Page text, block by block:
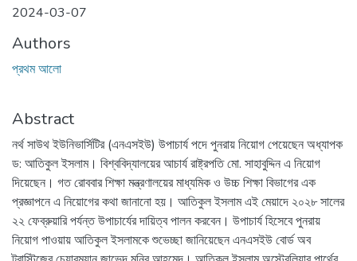
2024-03-07
Authors
প্রথম আলো
Abstract
নর্থ সাউথ ইউনিভার্সিটির (এনএসইউ) উপাচার্য পদে পুনরায় নিয়োগ পেয়েছেন অধ্যাপক
ড: আতিকুল ইসলাম। বিশ্ববিদ্যালয়ের আচার্য রাষ্ট্রপতি মো. সাহাবুদ্দিন এ নিয়োগ
দিয়েছেন। গত রোববার শিক্ষা মন্ত্রণালয়ের মাধ্যমিক ও উচ্চ শিক্ষা বিভাগের এক
প্রজ্ঞাপনে এ নিয়োগের কথা জানানো হয়। আতিকুল ইসলাম এই মেয়াদে ২০২৮ সালের
২২ ফেব্রুয়ারি পর্যন্ত উপাচার্যের দায়িত্ব পালন করবেন। উপাচার্য হিসেবে পুনরায়
নিয়োগ পাওয়ায় আতিকুল ইসলামকে শুভেচ্ছা জানিয়েছেন এনএসইউ বোর্ড অব